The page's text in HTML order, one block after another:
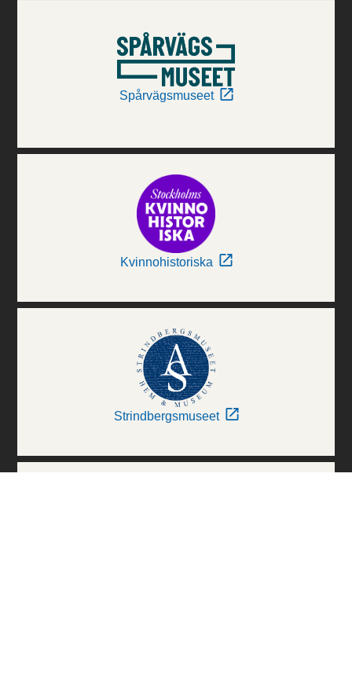
Spårvägsmuseet
Kvinnohistoriska
Strindbergsmuseet